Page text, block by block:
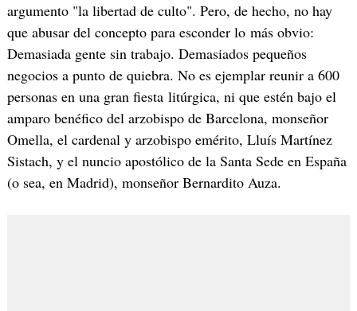
argumento "la libertad de culto". Pero, de hecho, no hay
que abusar del concepto para esconder lo más obvio:
Demasiada gente sin trabajo. Demasiados pequeños
negocios a punto de quiebra. No es ejemplar reunir a 600
personas en una gran fiesta litúrgica, ni que estén bajo el
amparo benéfico del arzobispo de Barcelona, monseñor
Omella, el cardenal y arzobispo emérito, Lluís Martínez
Sistach, y el nuncio apostólico de la Santa Sede en España
(o sea, en Madrid), monseñor Bernardito Auza.